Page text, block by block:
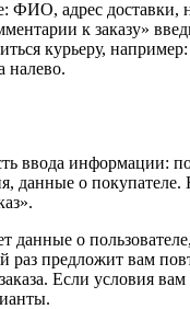
ФИО, адрес доставки,
к заказу»
курьеру,
налево.
ввода информации:
данные о
данные о
раз предложит вам
Если условия вам